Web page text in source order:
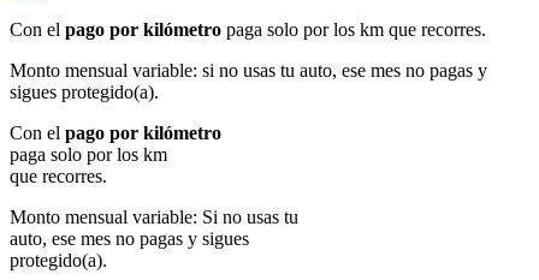
Con el pago por kilómetro paga solo por los km que recorres.
Monto mensual variable: si no usas tu auto, ese mes no pagas y
sigues protegido(a).
Con el pago por kilómetro
paga solo por los km
que recorres.
Monto mensual variable: Si no usas tu
auto, ese mes no pagas y sigues
protegido(a).